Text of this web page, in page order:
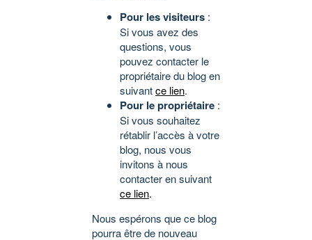
Pour les visiteurs :
Si vous avez des
questions, vous
pouvez contacter le
propriétaire du blog en
suivantce lien.
Pour le propriétaire :
Si vous souhaitez
rétablir l’accès à votre
blog, nous vous
invitons à nous
contacter en suivant
ce lien.
Nous espérons que ce blog
pourra être de nouveau